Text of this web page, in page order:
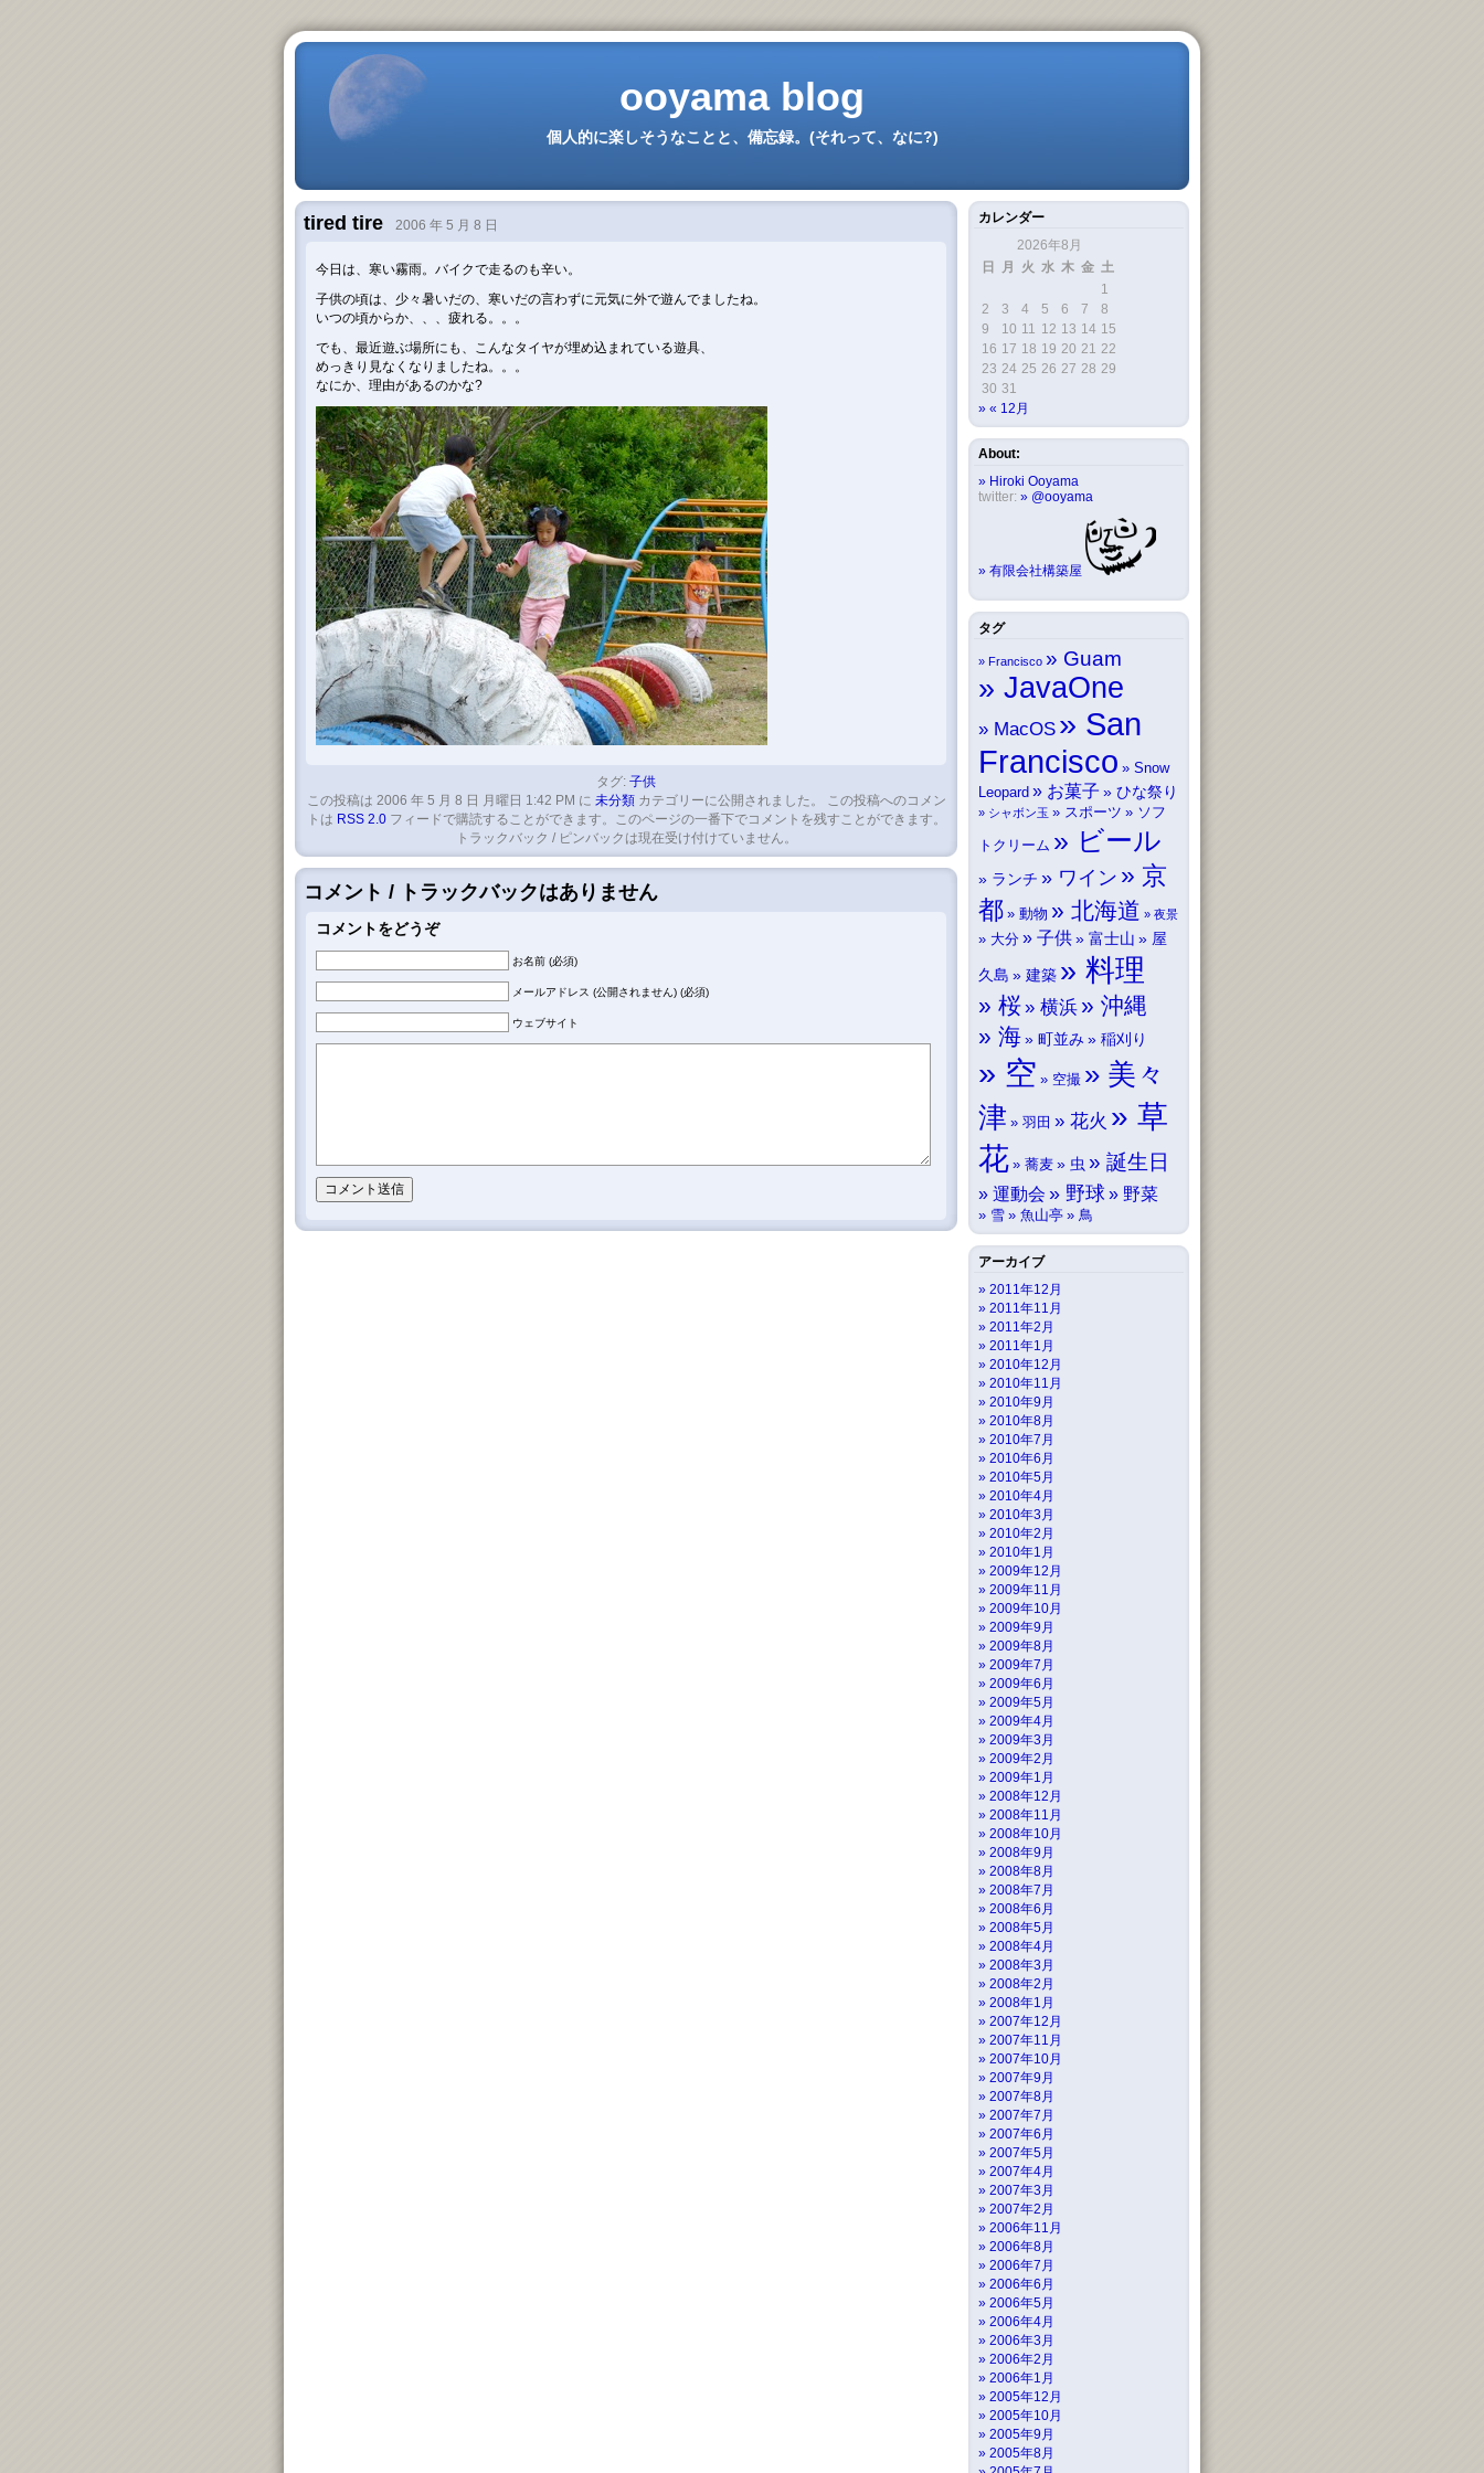
ooyama blog
個人的に楽しそうなことと、備忘録。(それって、なに?)
tired tire 2006 年 5 月 8 日
今日は、寒い霧雨。バイクで走るのも辛い。
子供の頃は、少々暑いだの、寒いだの言わずに元気に外で遊んでましたね。
いつの頃からか、、、疲れる。。。
でも、最近遊ぶ場所にも、こんなタイヤが埋め込まれている遊具、
めっきり見なくなりましたね。。。
なにか、理由があるのかな?
タグ: 子供
この投稿は 2006 年 5 月 8 日 月曜日 1:42 PM に 未分類カテゴリーに公開されました。 この投稿へのコメン
トは RSS 2.0フィードで購読することができます。このページの一番下でコメントを残すことができます。
トラックバック / ピンバックは現在受け付けていません。
コメント / トラックバックはありません
コメントをどうぞ
お名前 (必須)
メールアドレス (公開されません) (必須)
ウェブサイト
カレンダー
2026年8月
日
月 火 水 木 金 土
1
2
3 4 5 6 7
8
9
10 11 12 13 14 15
16 17 18 19 20 21 22
23 24 25 26 27 28 29
30 31
« 12月
About:
Hiroki Ooyama
twitter:
@ooyama
有限会社構築屋
タグ
Francisco Guam
JavaOne
MacOS
San
Francisco
Snow
Leopard
お菓子 ひな祭り
シャボン玉 スポーツ ソフ
トクリーム ビール
ランチ ワイン
京
都
動物 北海道 夜景
大分 子供 富士山 屋
久島 建築 料理
桜 横浜
沖縄
海
町並み 稲刈り
空 空撮
美々
津
羽田 花火
草
花
蕎麦 虫 誕生日
運動会 野球 野菜
雪 魚山亭 鳥
アーカイブ
2011年12月
2011年11月
2011年2月
2011年1月
2010年12月
2010年11月
2010年9月
2010年8月
2010年7月
2010年6月
2010年5月
2010年4月
2010年3月
2010年2月
2010年1月
2009年12月
2009年11月
2009年10月
2009年9月
2009年8月
2009年7月
2009年6月
2009年5月
2009年4月
2009年3月
2009年2月
2009年1月
2008年12月
2008年11月
2008年10月
2008年9月
2008年8月
2008年7月
2008年6月
2008年5月
2008年4月
2008年3月
2008年2月
2008年1月
2007年12月
2007年11月
2007年10月
2007年9月
2007年8月
2007年7月
2007年6月
2007年5月
2007年4月
2007年3月
2007年2月
2006年11月
2006年8月
2006年7月
2006年6月
2006年5月
2006年4月
2006年3月
2006年2月
2006年1月
2005年12月
2005年10月
2005年9月
2005年8月